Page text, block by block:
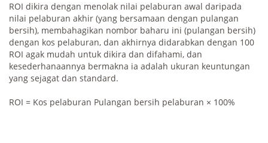
ROI dikira dengan menolak nilai pelaburan awal daripada
nilai pelaburan akhir (yang bersamaan dengan pulangan
bersih), membahagikan nombor baharu ini (pulangan bersih)
dengan kos pelaburan, dan akhirnya didarabkan dengan 100
ROI agak mudah untuk dikira dan difahami, dan
kesederhanaannya bermakna ia adalah ukuran keuntungan
yang sejagat dan standard.
ROI = Kos pelaburan Pulangan bersih pelaburan × 100%